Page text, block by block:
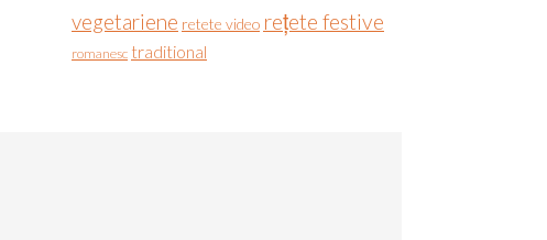
vegetariene retete video rețete festive
romanesc traditional